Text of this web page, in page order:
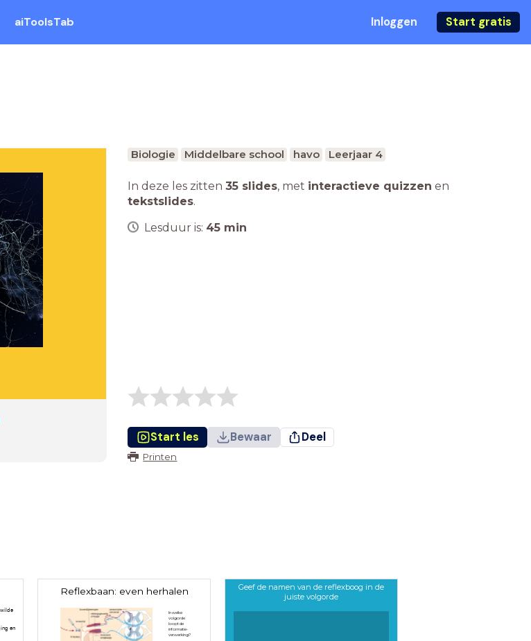
aiToolsTab Inloggen Start gratis
Biologie Middelbare school havo Leerjaar 4
In deze les zitten 35 slides, met interactieve quizzen en
tekstslides.
Lesduur is: 45 min
Start les Bewaar Deel
Printen
en
Reflexbaan: even herhalen
In welke
volgorde
loopt de
informatie-
verwerking?
Geef de namen van de reflexboog in de
juiste volgorde